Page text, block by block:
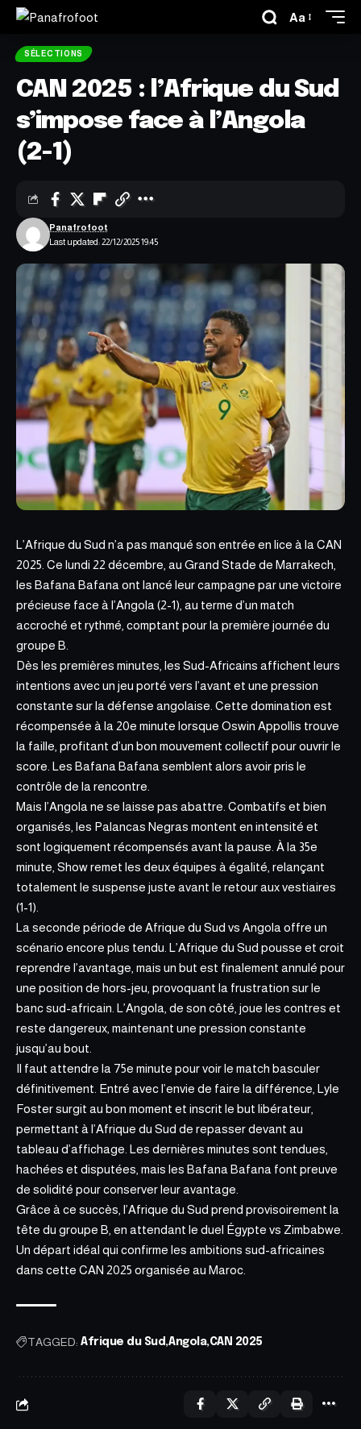
Aa
SÉLECTIONS
CAN 2025 : l’Afrique du Sud
s’impose face à l’Angola
(2-1)
Last updated: 22/12/2025 19:45
Panafrofoot
L’Afrique du Sud n’a pas manqué son entrée en lice à la CAN
2025 . Ce lundi 22 décembre, au Grand Stade de Marrakech,
les Bafana Bafana ont lancé leur campagne par une victoire
précieuse face à l’Angola (2-1), au terme d’un match
accroché et rythmé, comptant pour la première journée du
groupe B.
Dès les premières minutes, les Sud-Africains affichent leurs
intentions avec un jeu porté vers l’avant et une pression
constante sur la défense angolaise. Cette domination est
récompensée à la 20e minute lorsque Oswin Appollis trouve
la faille, profitant d’un bon mouvement collectif pour ouvrir le
score. Les Bafana Bafana semblent alors avoir pris le
contrôle de la rencontre.
Mais l’Angola ne se laisse pas abattre. Combatifs et bien
organisés, les Palancas Negras montent en intensité et
sont logiquement récompensés avant la pause. À la 35e
minute, Show remet les deux équipes à égalité, relançant
totalement le suspense juste avant le retour aux vestiaires
(1-1).
La seconde période de Afrique du Sud vs Angola offre un
scénario encore plus tendu. L’Afrique du Sud pousse et croit
reprendre l’avantage, mais un but est finalement annulé pour
une position de hors-jeu, provoquant la frustration sur le
banc sud-africain. L’Angola, de son côté, joue les contres et
reste dangereux, maintenant une pression constante
jusqu’au bout.
Il faut attendre la 75e minute pour voir le match basculer
définitivement. Entré avec l’envie de faire la différence, Lyle
Foster surgit au bon moment et inscrit le but libérateur,
permettant à l’Afrique du Sud de repasser devant au
tableau d’affichage. Les dernières minutes sont tendues,
hachées et disputées, mais les Bafana Bafana font preuve
de solidité pour conserver leur avantage.
Grâce à ce succès, l’Afrique du Sud prend provisoirement la
tête du groupe B, en attendant le duel Égypte vs Zimbabwe.
Un départ idéal qui confirme les ambitions sud-africaines
dans cette CAN 2025 organisée au Maroc
TAGGED: Afrique du Sud Angola CAN 2025